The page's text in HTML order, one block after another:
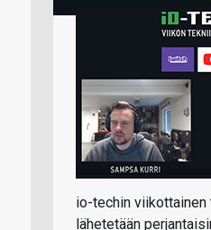
io-techin
lähetetään